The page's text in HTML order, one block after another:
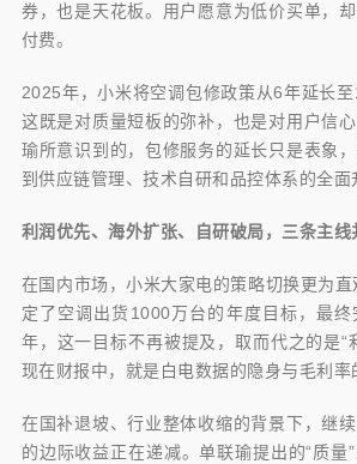
券，也是天花板。用户愿意为低价买单，
付费。
2025年，小米将空调包修政策从6年延长至
这既是对质量短板的弥补，也是对用户信
瑜所意识到的，包修服务的延长只是表象
到供应链管理、技术自研和品控体系的全面
利润优先、海外扩张、自研破局，三条主线
在国内市场，小米大家电的策略切换更为
定了空调出货1000万台的年度目标，最
年，这一目标不再被提及，取而代之的是“
现在财报中，就是白电数据的隐身与毛利率
在国补退坡、行业整体收缩的背景下，继
的边际收益正在递减。单联瑜提出的“质量